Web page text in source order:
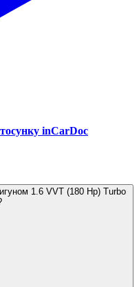
inCarDoc
1.6 VVT (180 Hp) Turbo